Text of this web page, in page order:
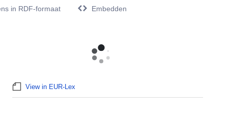
in RDF-formaat
Embedden
View in EUR-Lex